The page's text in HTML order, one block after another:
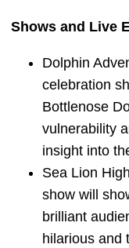
Shows and Live
Dolphin
celebration
Bottlenose
vulnerability
insight into
Sea Lion
show will
brilliant
hilarious and